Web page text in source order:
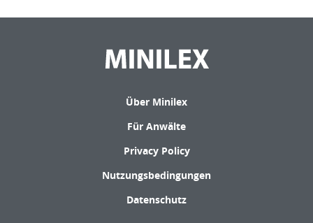
Über Minilex
Für Anwälte
Privacy Policy
Nutzungsbedingungen
Datenschutz